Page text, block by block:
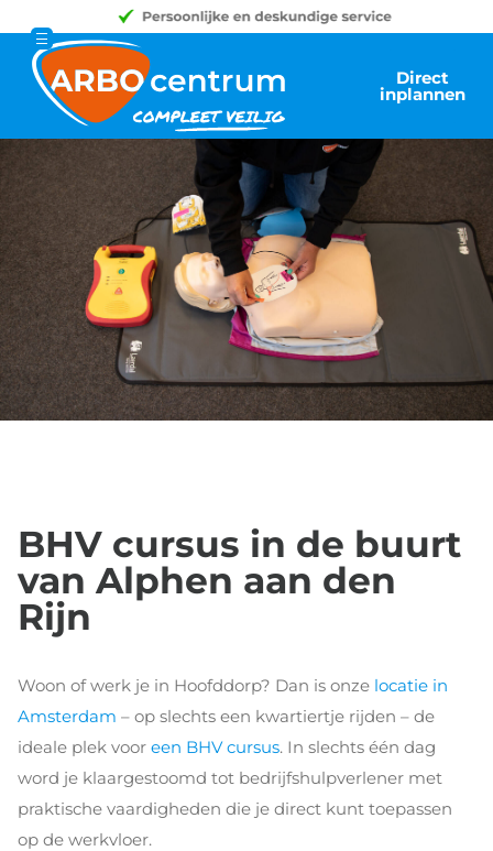
Direct
inplannen
BHV cursus in de buurt
van Alphen aan den
Rijn
Woon of werk je in Hoofddorp? Dan is onze locatie in
Amsterdam – op slechts een kwartiertje rijden – de
ideale plek voor een BHV cursus. In slechts één dag
word je klaargestoomd tot bedrijfshulpverlener met
praktische vaardigheden die je direct kunt toepassen
op de werkvloer.